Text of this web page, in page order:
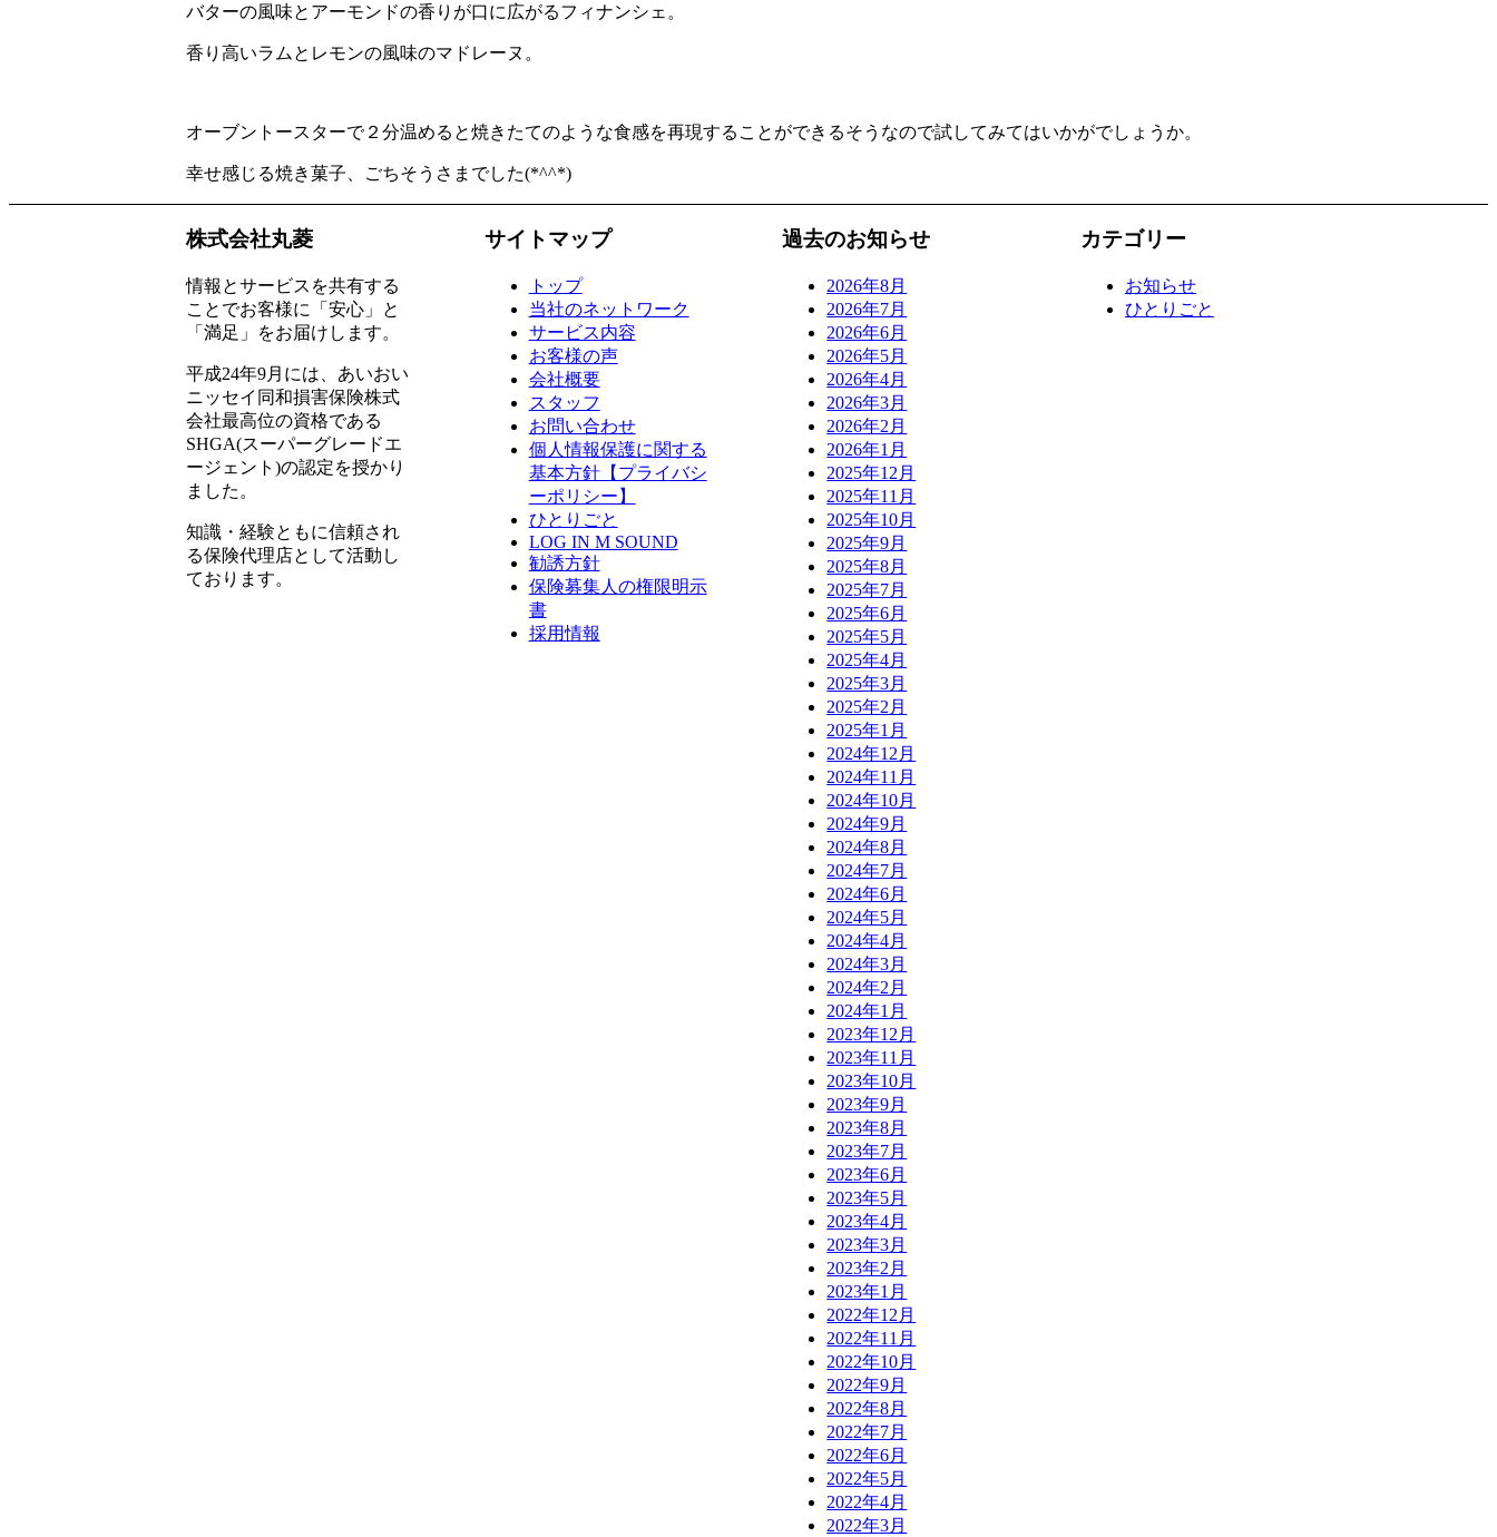
バターの風味とアーモンドの香りが口に広がるフィナンシェ。
香り高いラムとレモンの風味のマドレーヌ。
オーブントースターで２分温めると焼きたてのような食感を再現することができるそうなので試してみてはいかがでしょうか。
幸せ感じる焼き菓子、ごちそうさまでした(*^^*)
株式会社丸菱
情報とサービスを共有する
ことでお客様に「安心」と
「満足」をお届けします。
平成24年9月には、あいおい
ニッセイ同和損害保険株式
会社最高位の資格である
SHGA(スーパーグレードエ
ージェント)の認定を授かり
ました。
知識・経験ともに信頼され
る保険代理店として活動し
ております。
サイトマップ
トップ
当社のネットワーク
サービス内容
お客様の声
会社概要
スタッフ
お問い合わせ
個人情報保護に関する
基本方針【プライバシ
ーポリシー】
ひとりごと
LOG IN M SOUND
勧誘方針
保険募集人の権限明示
書
採用情報
過去のお知らせ
2026年8月
2026年7月
2026年6月
2026年5月
2026年4月
2026年3月
2026年2月
2026年1月
2025年12月
2025年11月
2025年10月
2025年9月
2025年8月
2025年7月
2025年6月
2025年5月
2025年4月
2025年3月
2025年2月
2025年1月
2024年12月
2024年11月
2024年10月
2024年9月
2024年8月
2024年7月
2024年6月
2024年5月
2024年4月
2024年3月
2024年2月
2024年1月
2023年12月
2023年11月
2023年10月
2023年9月
2023年8月
2023年7月
2023年6月
2023年5月
2023年4月
2023年3月
2023年2月
2023年1月
2022年12月
2022年11月
2022年10月
2022年9月
2022年8月
2022年7月
2022年6月
2022年5月
2022年4月
2022年3月
カテゴリー
お知らせ
ひとりごと